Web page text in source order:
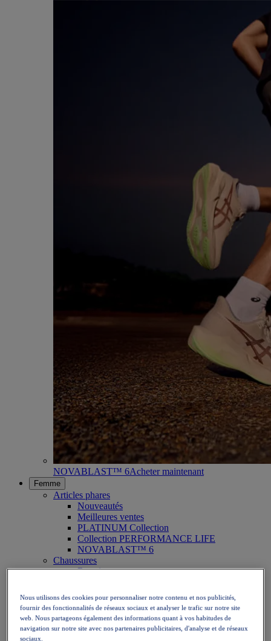
NOVABLAST™ 6Acheter maintenant
Femme
Articles phares
Nouveautés
Meilleures ventes
PLATINUM Collection
Collection PERFORMANCE LIFE
NOVABLAST™ 6
Chaussures
Running
Tennis
Volley
Handball
Padel
Nous utilisons des cookies pour personnaliser notre contenu et nos publicités,
fournir des fonctionnalités de réseaux sociaux et analyser le trafic sur notre site
web. Nous partageons également des informations quant à vos habitudes de
navigation sur notre site avec nos partenaires publicitaires, d'analyse et de réseaux
sociaux.